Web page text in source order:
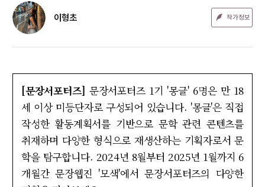
이형초
[문장서포터즈] 문장서포터즈 1기 '몽글' 6명은 만 18
세 이상 미등단자로 구성되어 있습니다. '몽글'은 직접
작성한 활동계획서를 기반으로 문학 관련 콘텐츠를
취재하며 다양한 형식으로 재생산하는 기획자로서 문
학을 탐구합니다. 2024년 8월부터 2025년 1월까지 6
개월간 문장웹진 '모색'에서 문장서포터즈의 다양한